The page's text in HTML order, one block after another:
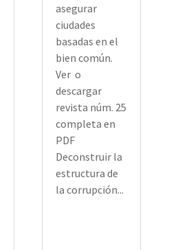
asegurar
ciudades
basadas en el
bien común.
Ver o
descargar
revista núm. 25
completa en
PDF
Deconstruir la
estructura de
la corrupción...